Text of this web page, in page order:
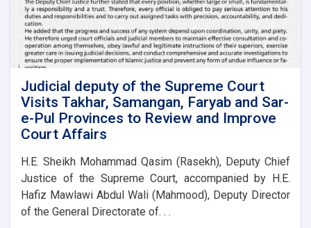
Judicial deputy of the Supreme Court
Visits Takhar, Samangan, Faryab and Sar-
e-Pul Provinces to Review and Improve
Court Affairs
H.E. Sheikh Mohammad Qasim (Rasekh), Deputy Chief
Justice of the Supreme Court, accompanied by H.E.
Hafiz Mawlawi Abdul Wali (Mahmood), Deputy Director
of the General Directorate of. . .